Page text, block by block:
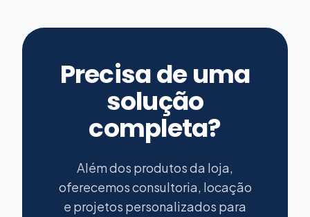
Precisa de uma
solução
completa?
Além dos produtos da loja,
oferecemos consultoria, locação
e projetos personalizados para